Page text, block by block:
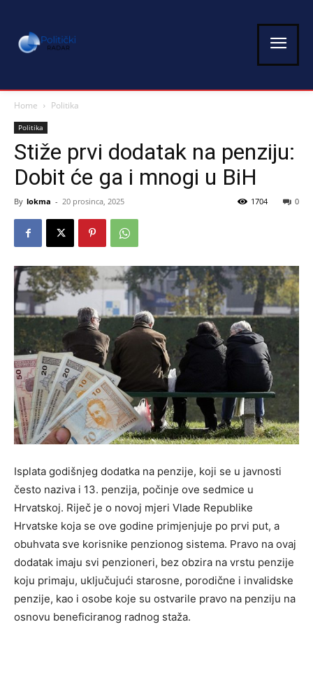
Home Politika
Politika
Stiže prvi dodatak na penziju:
Dobit će ga i mnogi u BiH
By lokma - 20 prosinca, 2025 0
1704
Isplata godišnjeg dodatka na penzije, koji se u javnosti
često naziva i 13. penzija, počinje ove sedmice u
Hrvatskoj. Riječ je o novoj mjeri Vlade Republike
Hrvatske koja se ove godine primjenjuje po prvi put, a
obuhvata sve korisnike penzionog sistema. Pravo na ovaj
dodatak imaju svi penzioneri, bez obzira na vrstu penzije
koju primaju, uključujući starosne, porodične i invalidske
penzije, kao i osobe koje su ostvarile pravo na penziju na
osnovu beneficiranog radnog staža.